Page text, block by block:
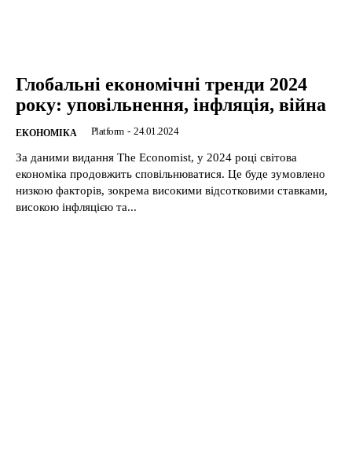
Глобальні економічні тренди 2024
року: уповільнення, інфляція, війна
ЕКОНОМІКА Platform - 24.01.2024
За даними видання The Economist, у 2024 році світова
економіка продовжить сповільнюватися. Це буде зумовлено
низкою факторів, зокрема високими відсотковими ставками,
високою інфляцією та...